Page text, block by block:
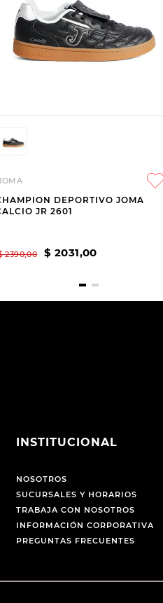
DEPORTIVO JOMA
JR 2601
2390,00 $ 2031,00
INSTITUCIONAL
NOSOTROS
SUCURSALES Y HORARIOS
TRABAJA CON NOSOTROS
INFORMACIÓN CORPORATIVA
PREGUNTAS FRECUENTES